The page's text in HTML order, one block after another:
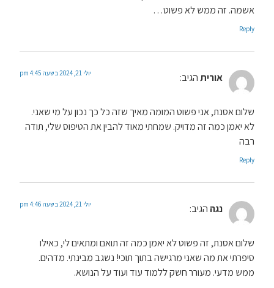
אשמה. זה ממש לא פשוט…
Reply
אוריתהגיב: יולי 21, 2024 בשעה 4:45 pm
שלום אסנת, אני פשוט המומה מאיך שזה כל כך נכון על מי שאני.
לא יאמן כמה זה מדויק. שמחתי מאוד להבין את הטיפוס שלי, תודה
רבה
Reply
נגה הגיב: יולי 21, 2024 בשעה 4:46 pm
שלום אסנת, זה פשוט לא יאמן כמה זה תואם ומתאים לי, כאילו
סיפרתי את מה שאני מרגישה בתוך תוכי! נשגב מבינתי. מדהים.
ממש מדעי. מעורר חשק ללמוד עוד ועוד על הנושא.